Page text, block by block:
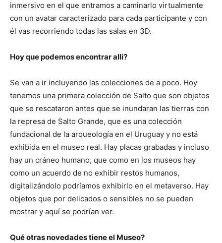
inmersivo en el que entramos a caminarlo virtualmente
con un avatar caracterizado para cada participante y con
él vas recorriendo todas las salas en 3D.
Hoy que podemos encontrar alli?
Se van a ir incluyendo las colecciones de a poco. Hoy
tenemos una primera colección de Salto que son objetos
que se rescataron antes que se inundaran las tierras con
la represa de Salto Grande, que es una colección
fundacional de la arqueología en el Uruguay y no está
exhibida en el museo real. Hay placas grabadas y incluso
hay un cráneo humano, que como en los museos hay
como un acuerdo de no exhibir restos humanos,
digitalizándolo podríamos exhibirlo en el metaverso. Hay
objetos que por delicados o sensibles no se pueden
mostrar y aquí se podrían ver.
Qué otras novedades tiene el Museo?